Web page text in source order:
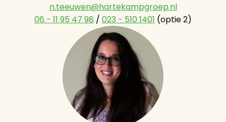
n.teeuwen@hartekampgroep.nl
06 - 11 95 47 98 / 023 - 510 1401 (optie 2)